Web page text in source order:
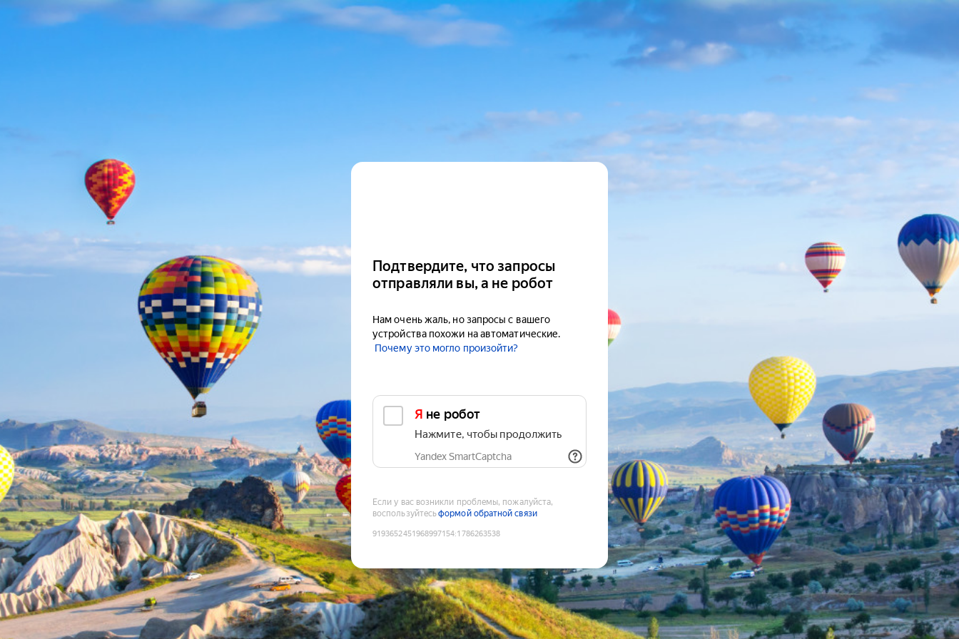
Подтвердите, что запросы
отправляли вы, а не робот
Нам очень жаль, но запросы с вашего
устройства похожи на автоматические.
Почему это могло произойти?
Я не робот
Нажмите, чтобы продолжить
Yandex SmartCaptcha
Если у вас возникли проблемы, пожалуйста,
воспользуйтесьформой обратной связи
9193652451968997154:1786263538